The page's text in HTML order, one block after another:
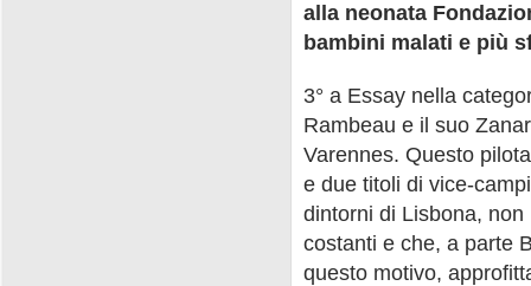
alla neonata
bambini malati e più
3° a Essay nella
Rambeau e il suo
Varennes. Questo
e due titoli di vice-
dintorni di Lisbona,
costanti e che, a parte
questo motivo,